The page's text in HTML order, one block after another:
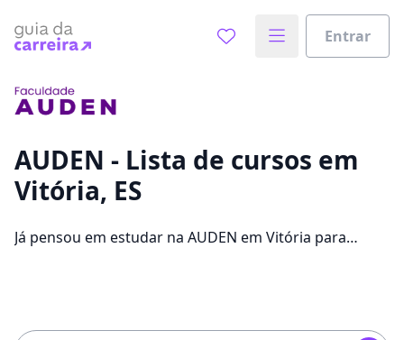
Entrar
Vamos te guiar no caminho ideal para seus estudos
AUDEN - Lista de cursos em
Vitória, ES
Já pensou em estudar na AUDEN em Vitória para